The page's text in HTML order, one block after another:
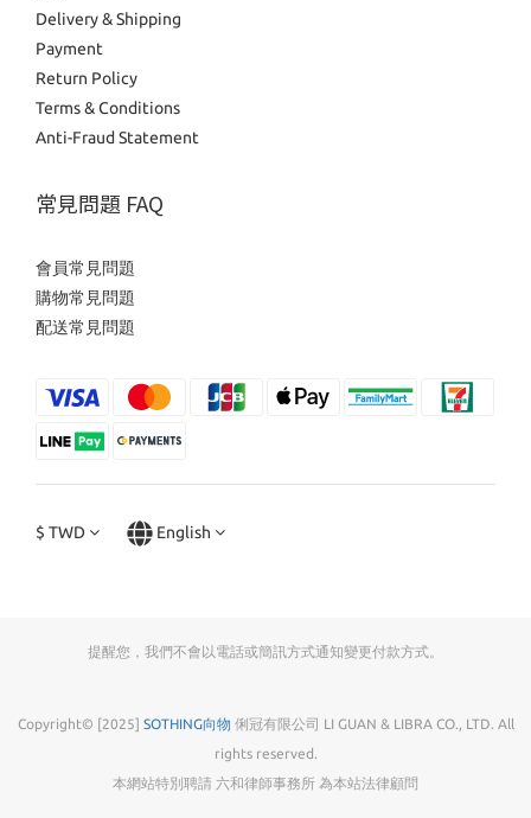
Delivery & Shipping
Payment
Return Policy
Terms & Conditions
Anti-Fraud Statement
常見問題 FAQ
會員常見問題
購物常見問題
配送常見問題
$ TWD English
提醒您，我們不會以電話或簡訊方式通知變更付款方式。
Copyright© [2025] SOTHING向物 俐冠有限公司 LI GUAN & LIBRA CO., LTD. All
rights reserved.
本網站特別聘請 六和律師事務所 為本站法律顧問